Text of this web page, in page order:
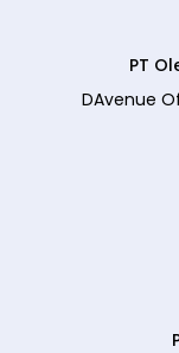
PT
DAvenue